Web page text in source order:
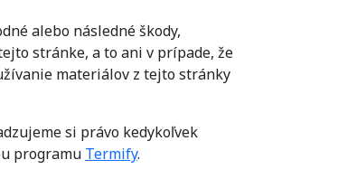
alebo následné škody,
stránke, a to ani v prípade, že
materiálov z tejto stránky
si právo kedykoľvek
programu Termify.